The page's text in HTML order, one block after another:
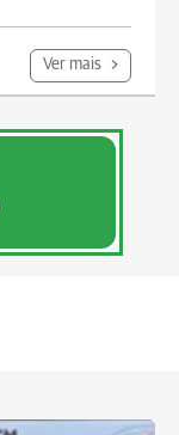
Ver mais